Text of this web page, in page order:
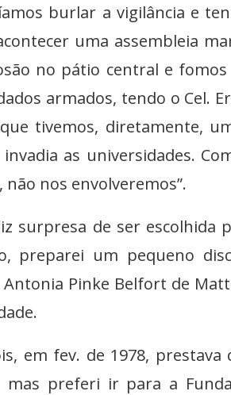
burlar a vigilância e
uma assembleia
no pátio central e
armados, tendo o Cel.
tivemos, diretamente,
as universidades.
não nos envolveremos”.
surpresa de ser
preparei um pequeno
Pinke Belfort de
em fev. de 1978, prestava
mas preferi ir para a